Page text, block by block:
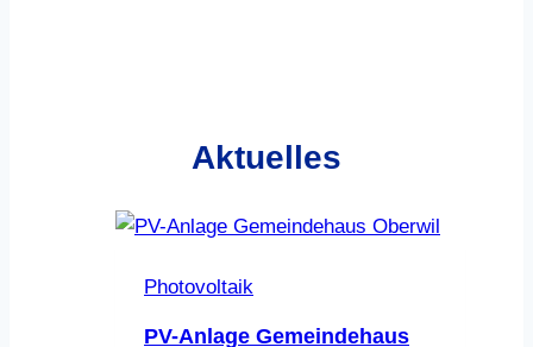
Aktuelles
Photovoltaik
PV-Anlage Gemeindehaus